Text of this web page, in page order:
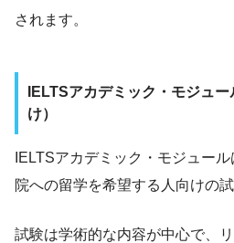
されます。
IELTSアカデミック・モジュ
け）
IELTSアカデミック・モジュー
院への留学を希望する人向けの試
試験は学術的な内容が中心で、